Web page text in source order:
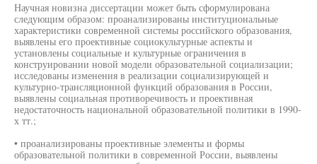
Научная новизна диссертации может быть сформулирована
следующим образом: проанализированы институциональные
характеристики современной системы российского образования,
выявлены его проективные социокультурные аспекты и
установлены социальные и культурные ограничения в
конструировании новой модели образовательной социализации;
исследованы изменения в реализации социализирующей и
культурно-трансляционной функций образования в России,
выявлены социальная противоречивость и проективная
недостаточность национальной образовательной политики в 1990-
х тт.;
• проанализированы проективные элементы и формы
образовательной политики в современной России, выявлены